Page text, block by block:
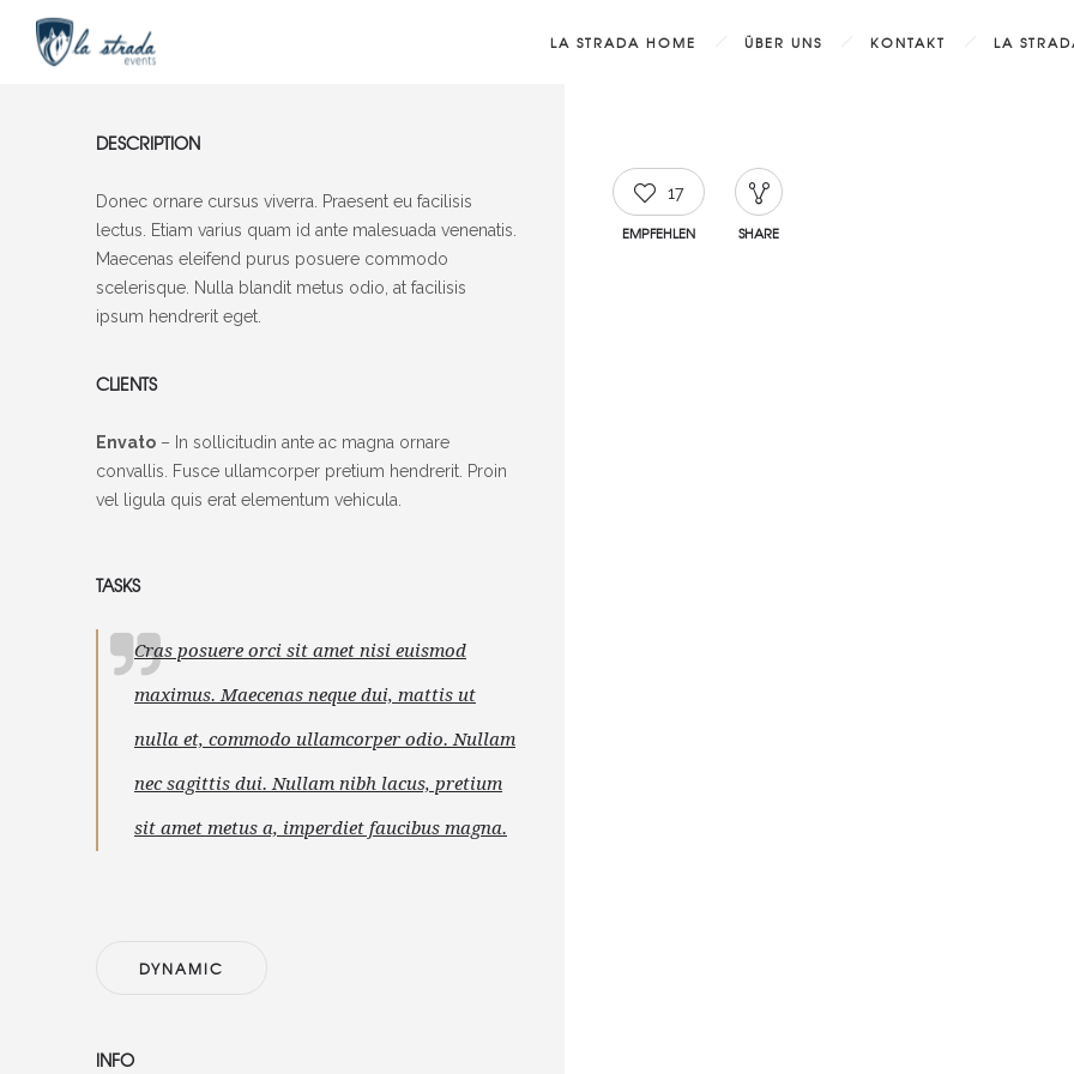
LA STRADA HOME ÜBER UNS KONTAKT LA
17
EMPFEHLEN SHARE
DESCRIPTION
Donec ornare cursus viverra. Praesent eu facilisis
lectus. Etiam varius quam id ante malesuada venenatis.
Maecenas eleifend purus posuere commodo
scelerisque. Nulla blandit metus odio, at facilisis
ipsum hendrerit eget.
CLIENTS
Envato – In sollicitudin ante ac magna ornare
convallis. Fusce ullamcorper pretium hendrerit. Proin
vel ligula quis erat elementum vehicula.
TASKS
Cras posuere orci sit amet nisi euismod
maximus. Maecenas neque dui, mattis ut
nulla et, commodo ullamcorper odio. Nullam
nec sagittis dui. Nullam nibh lacus, pretium
sit amet metus a, imperdiet faucibus magna.
DYNAMIC
INFO